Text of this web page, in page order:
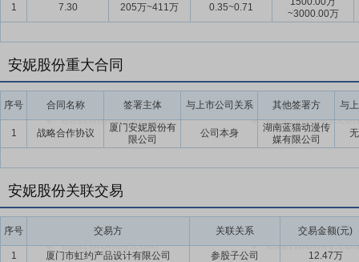
1 7.30 205万~411万 0.35~0.71
~3000.00万
安妮股份重大合同
序号 合同名称 签署主体 与上市公司关系 其他签署方 与
1 战略合作协议
厦门安妮股份有
限公司
公司本身
湖南蓝猫动漫传
媒有限公司
安妮股份关联交易
序号 交易方 关联关系 交易金额(元)
1 厦门市虹约产品设计有限公司 参股子公司
12.47万